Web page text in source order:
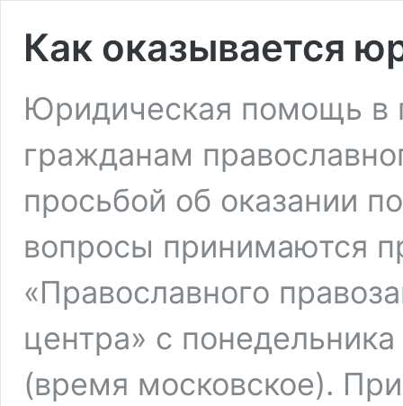
Как оказывается
Юридическая помощь в
гражданам
просьбой об оказании
вопросы принимаются
«Православного
центра» с
(время московское).